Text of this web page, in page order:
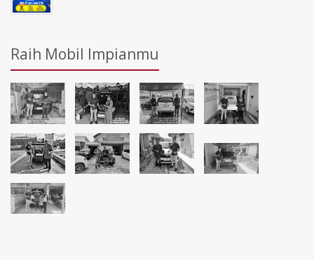
Raih Mobil Impianmu